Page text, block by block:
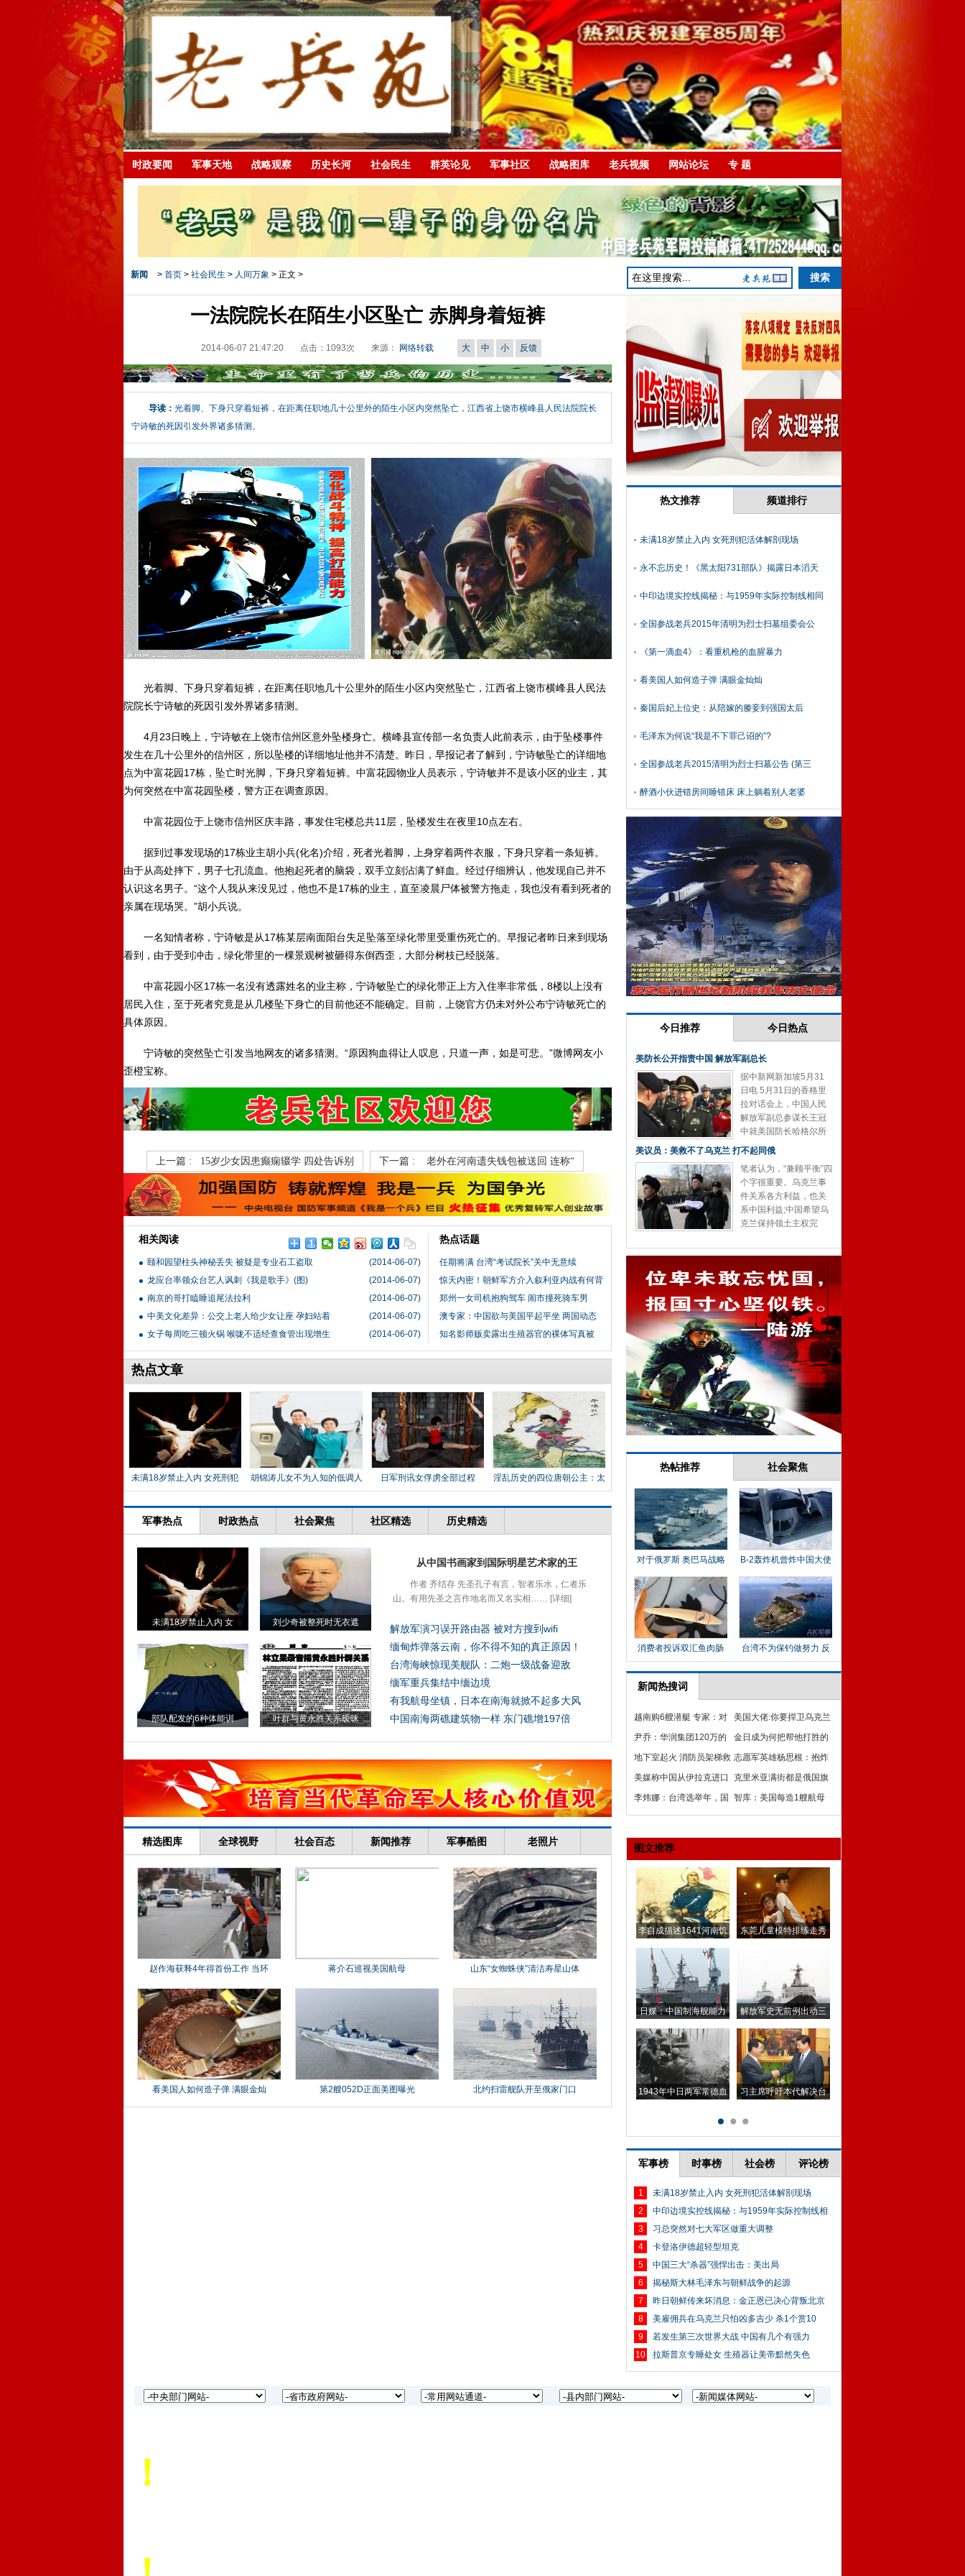
时政要闻 军事天地 战略观察 历史长河 社会民生 群英论见 军事社区 战略图库 老兵视频 网站论坛 专 题
新闻 > 首页 > 社会民生 > 人间万象 > 正文 >
一法院院长在陌生小区坠亡 赤脚身着短裤
2014-06-07 21:47:20 点击： 1093次 来源： 网络转载 大 中 小 反馈
导读： 光着脚、下身只穿着短裤，在距离任职地几十公里外的陌生小区内突然坠亡，江西省上饶市横峰县人民法院院长
宁诗敏的死因引发外界诸多猜测。
光着脚、下身只穿着短裤，在距离任职地几十公里外的陌生小区内突然坠亡，江西省上饶市横峰县人民法
院院长宁诗敏的死因引发外界诸多猜测。
4月23日晚上，宁诗敏在上饶市信州区意外坠楼身亡。横峰县宣传部一名负责人此前表示，由于坠楼事件
发生在几十公里外的信州区，所以坠楼的详细地址他并不清楚。昨日，早报记者了解到，宁诗敏坠亡的详细地
点为中富花园17栋，坠亡时光脚，下身只穿着短裤。中富花园物业人员表示，宁诗敏并不是该小区的业主，其
为何突然在中富花园坠楼，警方正在调查原因。
中富花园位于上饶市信州区庆丰路，事发住宅楼总共11层，坠楼发生在夜里10点左右。
据到过事发现场的17栋业主胡小兵(化名)介绍，死者光着脚，上身穿着两件衣服，下身只穿着一条短裤。
由于从高处摔下，男子七孔流血。他抱起死者的脑袋，双手立刻沾满了鲜血。经过仔细辨认，他发现自己并不
认识这名男子。“这个人我从来没见过，他也不是17栋的业主，直至凌晨尸体被警方拖走，我也没有看到死者的
亲属在现场哭。”胡小兵说。
一名知情者称，宁诗敏是从17栋某层南面阳台失足坠落至绿化带里受重伤死亡的。早报记者昨日来到现场
看到，由于受到冲击，绿化带里的一棵景观树被砸得东倒西歪，大部分树枝已经脱落。
中富花园小区17栋一名没有透露姓名的业主称，宁诗敏坠亡的绿化带正上方入住率非常低，8楼以上没有
居民入住，至于死者究竟是从几楼坠下身亡的目前他还不能确定。目前，上饶官方仍未对外公布宁诗敏死亡的
具体原因。
宁诗敏的突然坠亡引发当地网友的诸多猜测。“原因狗血得让人叹息，只道一声，如是可悲。”微博网友小
歪橙宝称。
上一篇 : 15岁少女因患癫痫辍学 四处告诉别 下一篇 : 老外在河南遗失钱包被送回 连称“
相关阅读
(2014-06-07)
颐和园望柱头神秘丢失 被疑是专业石工盗取
(2014-06-07)
龙应台率领众台艺人讽刺《我是歌手》(图)
(2014-06-07)
南京的哥打瞌睡追尾法拉利
(2014-06-07)
中美文化差异：公交上老人给少女让座 孕妇站着
(2014-06-07)
女子每周吃三顿火锅 喉咙不适经查食管出现增生
热点话题
任期将满 台湾“考试院长”关中无意续
惊天内密！朝鲜军方介入叙利亚内战有何背
郑州一女司机抱狗驾车 闹市撞死骑车男
澳专家：中国欲与美国平起平坐 两国动态
知名影师贩卖露出生殖器官的裸体写真被
热点文章
未满18岁禁止入内 女死刑犯 胡锦涛儿女不为人知的低调人 日军刑讯女俘虏全部过程
淫乱历史的四位唐朝公主：太
平
热文推荐 频道排行
未满18岁禁止入内 女死刑犯活体解剖现场
永不忘历史！《黑太阳731部队》揭露日本滔天
中印边境实控线揭秘：与1959年实际控制线相同
全国参战老兵2015年清明为烈士扫墓组委会公
《第一滴血4》：看重机枪的血腥暴力
看美国人如何造子弹 满眼金灿灿
秦国后妃上位史：从陪嫁的媵妾到强国太后
毛泽东为何说“我是不下罪己诏的”?
全国参战老兵2015清明为烈士扫墓公告 (第三
醉酒小伙进错房间睡错床 床上躺着别人老婆
新闻热搜词
越南购6艘潜艇 专家：对
中越海军对比不起作用
美国大佬:你要捍卫乌克兰
的主权?
尹乔：华润集团120万的
饭局吃了些什么
金日成为何把帮他打胜的
志愿军赶出朝鲜
地下室起火 消防员架梯救
老人
志愿军英雄杨思根：抱炸
药与40个敌人同归于尽
美媒称中国从伊拉克进口
AH-64 笑掉中国网友大牙
克里米亚满街都是俄国旗
首府小巷随时可见俄军
李炜娜：台湾选举年，国
民党“步步惊心”
智库：美国每造1艘航母
中国能造1227枚DF-21D
导弹
军事榜 时事榜 社会榜 评论榜
1
未满18岁禁止入内 女死刑犯活体解剖现场
2
中印边境实控线揭秘：与1959年实际控制线相
3
习总突然对七大军区做重大调整
4
卡登洛伊德超轻型坦克
5
中国三大“杀器”强悍出击：美出局
6
揭秘斯大林毛泽东与朝鲜战争的起源
7
昨日朝鲜传来坏消息：金正恩已决心背叛北京
8
美雇佣兵在乌克兰只怕凶多吉少 杀1个赏10
9
若发生第三次世界大战 中国有几个有强力
10
拉斯普京专睡处女 生殖器让美帝黯然失色